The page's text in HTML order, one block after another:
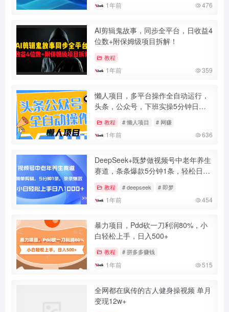
1年前 476
AI剪辑鬼故事，同步全平台，日收益4
位数+附保姆级项目拆解！
教程
1年前 359
懒人项目，多平台操作全自动运行，
头条，公众号，下班实操5分钟日入
教程 # 懒人项目 # 网赚
1年前 636
DeepSeek+既梦做视频号中老年养生
赛道，条条爆款5分钟1条，轻松日入
教程 # deepseek # 即梦
1年前 454
暴力项目，Pdd砍一刀利润80%，小
白轻松上手，日入500+
教程 # 拼多多赚钱
1年前 515
全网都在疯传的古人健身操视频 单月
变现12w+